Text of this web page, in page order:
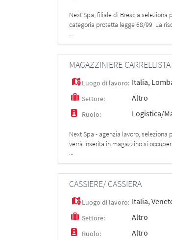
Next Spa, filiale di Brescia
categoria protetta legge 68/99 La
sopralluogo
...
MAGAZZINIERE CARRELLISTA
Luogo di lavoro: Italia,
Settore: Altro
Ruolo: Logistica/
Next Spa - agenzia lavoro,
verrà inserita in magazzino si
eventu
...
CASSIERE/ CASSIERA
Luogo di lavoro: Italia,
Settore: Altro
Ruolo: Altro